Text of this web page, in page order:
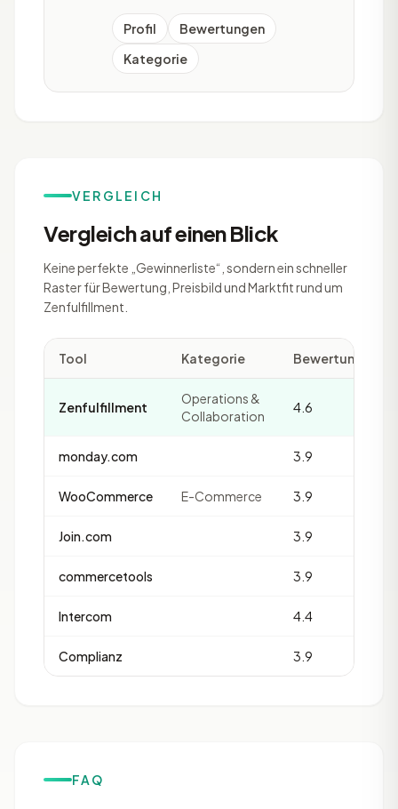
Produktdaten und Vergleichsrechner,
die als
Profil
Bewertungen
Kategorie
VERGLEICH
Vergleich auf einen Blick
Keine perfekte „Gewinnerliste“, sondern ein schneller
Raster für Bewertung, Preisbild und Marktfit rund um
Zenfulfillment.
Tool Kategorie Bewertung
Zenfulfillment
Operations &
Collaboration
4.6
monday.com 3.9
WooCommerce E-Commerce 3.9
Join.com 3.9
commercetools 3.9
Intercom 4.4
Complianz 3.9
FAQ